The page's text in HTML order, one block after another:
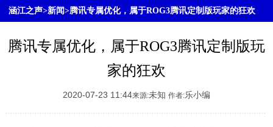
涵江之声>新闻>腾讯专属优化，属于ROG3腾讯定制版玩家的狂欢
腾讯专属优化，属于ROG3腾讯定制版玩
家的狂欢
2020-07-23 11:44来源:未知 作者:乐小编